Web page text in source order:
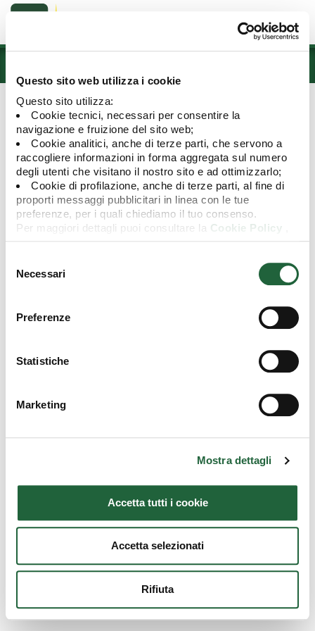
Questo sito web utilizza i cookie
Questo sito utilizza:
Cookie tecnici, necessari per consentire la
navigazione e fruizione del sito web;
Cookie analitici, anche di terze parti, che servono a
raccogliere informazioni in forma aggregata sul numero
degli utenti che visitano il nostro sito e ad ottimizzarlo;
Cookie di profilazione, anche di terze parti, al fine di
proporti messaggi pubblicitari in linea con le tue
preferenze, per i quali chiediamo il tuo consenso.
Per maggiori dettagli puoi consultare la Cookie Policy
"Rifiuta".
delNecessari
Preferenze
Statistiche
Marketing
Mostra dettagli
Accetta tutti i cookie
Accetta selezionati
Rifiuta
DOCUMENTI
Rapporto Semestrale
Nome documento Download
© 2026 Credem Euromobiliare International Fund Sicav